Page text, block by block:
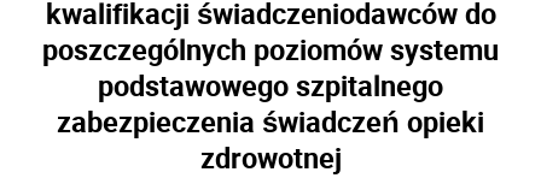
kwalifikacji świadczeniodawców do
poszczególnych poziomów systemu
podstawowego szpitalnego
zabezpieczenia świadczeń opieki
zdrowotnej